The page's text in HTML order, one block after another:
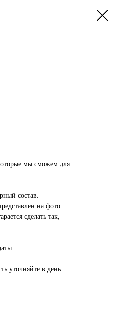
мы сможем для
состав.
на фото.
сделать так,
уточняйте в день